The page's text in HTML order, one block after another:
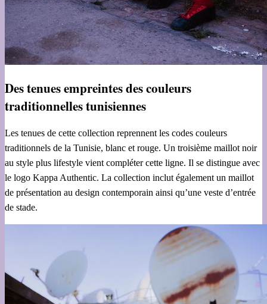
Des tenues empreintes des couleurs
traditionnelles tunisiennes
Les tenues de cette collection reprennent les codes couleurs
traditionnels de la Tunisie, blanc et rouge. Un troisième maillot noir
au style plus lifestyle vient compléter cette ligne. Il se distingue avec
le logo Kappa Authentic. La collection inclut également un maillot
de présentation au design contemporain ainsi qu’une veste d’entrée
de stade.